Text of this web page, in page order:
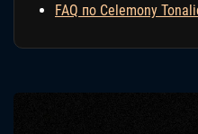
FAQ по Celemony